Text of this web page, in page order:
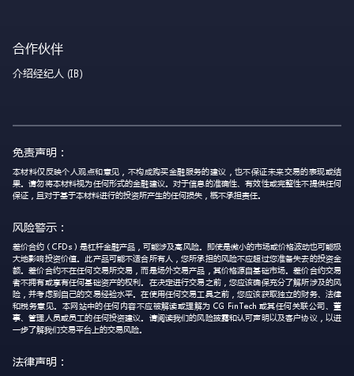
合作伙伴
介绍经纪人 (IB)
免责声明：
本材料仅反映个人观点和意见，不构成购买金融服务的建议，也不保证未来交易的表现或结
果。请勿将本材料视为任何形式的金融建议。对于信息的准确性、有效性或完整性不提供任何
保证，且对于基于本材料进行的投资所产生的任何损失，概不承担责任。
风险警示：
差价合约（CFDs）是杠杆金融产品，可能涉及高风险。即使是微小的市场或价格波动也可能极
大地影响投资价值。此产品可能不适合所有人，您所承担的风险不应超过您准备失去的投资金
额。差价合约不在任何交易所交易，而是场外交易产品，其价格源自基础市场。差价合约交易
者不拥有或享有任何基础资产的权利。在决定进行交易之前，您应该确保充分了解所涉及的风
险，并考虑到自己的交易经验水平。在使用任何交易工具之前，您应该获取独立的财务、法律
和税务意见。本网站中的任何内容不应被解读或理解为 CG FinTech 或其任何关联公司、董
事、管理人员或员工的任何投资建议。请阅读我们的风险披露和认可声明以及客户协议，以进
一步了解我们交易平台上的交易风险。
法律声明：